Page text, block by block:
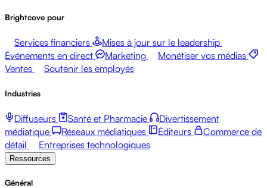
Brightcove pour
Services financiers
Mises à jour sur le leadership
Événements en direct
Marketing
Monétiser vos médias
Ventes
Soutenir les employés
Industries
Diffuseurs Santé et Pharmacie
Divertissement
médiatique
Réseaux médiatiques Éditeurs
Commerce de
détail
Entreprises technologiques
Ressources
Général